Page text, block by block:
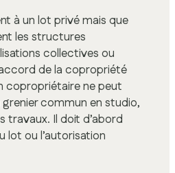
à un lot privé mais que
les structures
collectives ou
de la copropriété
copropriétaire ne peut
commun en studio,
travaux. Il doit d’abord
lot ou l’autorisation